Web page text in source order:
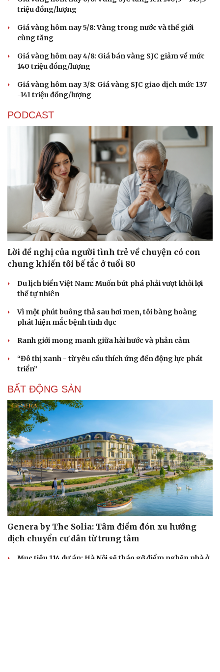
triệu đồng/lượng
Giá vàng hôm nay 5/8: Vàng trong nước và thế giới
cùng tăng
Giá vàng hôm nay 4/8: Giá bán vàng SJC giảm về mức
140 triệu đồng/lượng
Giá vàng hôm nay 3/8: Giá vàng SJC giao dịch mức 137
-141 triệu đồng/lượng
PODCAST
Lời đề nghị của người tình trẻ về chuyện có con
chung khiến tôi bế tắc ở tuổi 80
Du lịch biển Việt Nam: Muốn bứt phá phải vượt khỏi lợi
thế tự nhiên
Vì một phút buông thả sau hơi men, tôi bàng hoàng
phát hiện mắc bệnh tình dục
Ranh giới mong manh giữa hài hước và phản cảm
“Đô thị xanh - từ yêu cầu thích ứng đến động lực phát
triển”
BẤT ĐỘNG SẢN
Genera by The Solia: Tâm điểm đón xu hướng
dịch chuyển cư dân từ trung tâm
Mục tiêu 114 dự án: Hà Nội sẽ tháo gỡ điểm nghẽn nhà ở